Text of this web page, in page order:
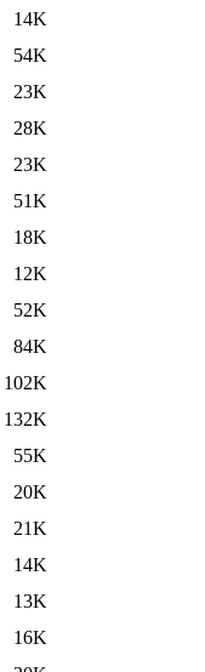
14K
54K
23K
28K
23K
51K
18K
12K
52K
84K
102K
132K
55K
20K
21K
14K
13K
16K